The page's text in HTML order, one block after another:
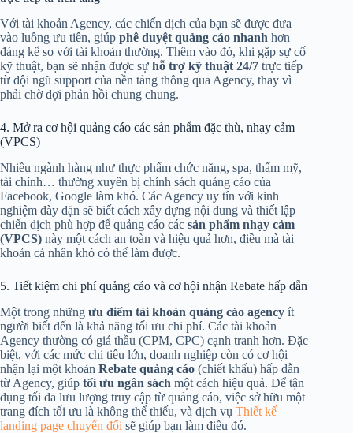
Với tài khoản Agency, các chiến dịch của bạn sẽ được đưa
vào luồng ưu tiên, giúp phê duyệt quảng cáo nhanh hơn
đáng kể so với tài khoản thường. Thêm vào đó, khi gặp sự cố
kỹ thuật, bạn sẽ nhận được sự hỗ trợ kỹ thuật 24/7 trực tiếp
từ đội ngũ support của nền tảng thông qua Agency, thay vì
phải chờ đợi phản hồi chung chung.
4. Mở ra cơ hội quảng cáo các sản phẩm đặc thù, nhạy cảm
(VPCS)
Nhiều ngành hàng như thực phẩm chức năng, spa, thẩm mỹ,
tài chính… thường xuyên bị chính sách quảng cáo của
Facebook, Google làm khó. Các Agency uy tín với kinh
nghiệm dày dặn sẽ biết cách xây dựng nội dung và thiết lập
chiến dịch phù hợp để quảng cáo các sản phẩm nhạy cảm
(VPCS) này một cách an toàn và hiệu quả hơn, điều mà tài
khoản cá nhân khó có thể làm được.
5. Tiết kiệm chi phí quảng cáo và cơ hội nhận Rebate hấp dẫn
Một trong những ưu điểm tài khoản quảng cáo agency ít
người biết đến là khả năng tối ưu chi phí. Các tài khoản
Agency thường có giá thầu (CPM, CPC) cạnh tranh hơn. Đặc
biệt, với các mức chi tiêu lớn, doanh nghiệp còn có cơ hội
nhận lại một khoản Rebate quảng cáo (chiết khấu) hấp dẫn
từ Agency, giúp tối ưu ngân sách một cách hiệu quả. Để tận
dụng tối đa lưu lượng truy cập từ quảng cáo, việc sở hữu một
trang đích tối ưu là không thể thiếu, và dịch vụ Thiết kế
landing page chuyển đổi sẽ giúp bạn làm điều đó.